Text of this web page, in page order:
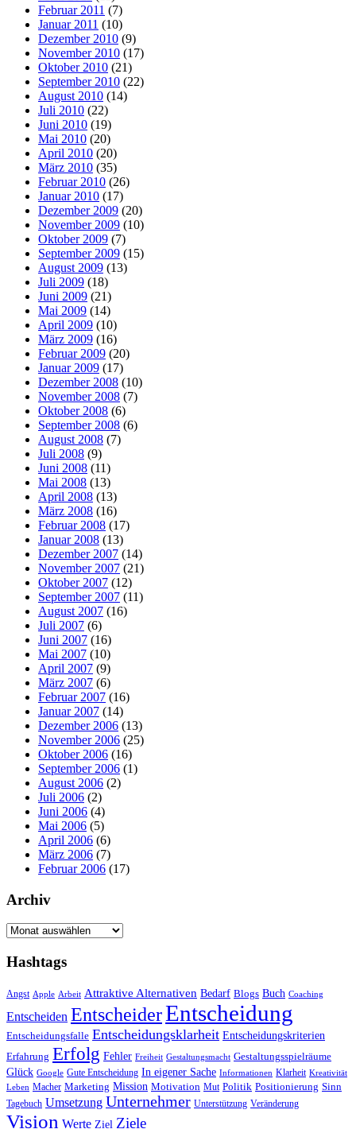
Februar 2011 (7)
Januar 2011 (10)
Dezember 2010 (9)
November 2010 (17)
Oktober 2010 (21)
September 2010 (22)
August 2010 (14)
Juli 2010 (22)
Juni 2010 (19)
Mai 2010 (20)
April 2010 (20)
März 2010 (35)
Februar 2010 (26)
Januar 2010 (17)
Dezember 2009 (20)
November 2009 (10)
Oktober 2009 (7)
September 2009 (15)
August 2009 (13)
Juli 2009 (18)
Juni 2009 (21)
Mai 2009 (14)
April 2009 (10)
März 2009 (16)
Februar 2009 (20)
Januar 2009 (17)
Dezember 2008 (10)
November 2008 (7)
Oktober 2008 (6)
September 2008 (6)
August 2008 (7)
Juli 2008 (9)
Juni 2008 (11)
Mai 2008 (13)
April 2008 (13)
März 2008 (16)
Februar 2008 (17)
Januar 2008 (13)
Dezember 2007 (14)
November 2007 (21)
Oktober 2007 (12)
September 2007 (11)
August 2007 (16)
Juli 2007 (6)
Juni 2007 (16)
Mai 2007 (10)
April 2007 (9)
März 2007 (6)
Februar 2007 (16)
Januar 2007 (14)
Dezember 2006 (13)
November 2006 (25)
Oktober 2006 (16)
September 2006 (1)
August 2006 (2)
Juli 2006 (2)
Juni 2006 (4)
Mai 2006 (5)
April 2006 (6)
März 2006 (7)
Februar 2006 (17)
Archiv
Archiv
Hashtags
Angst Apple Arbeit Attraktive Alternativen Bedarf Blogs Buch Coaching
Entscheiden EntscheiderEntscheidung
Entscheidungsfalle Entscheidungsklarheit Entscheidungskriterien
Erfahrung Erfolg Fehler Freiheit Gestaltungsmacht Gestaltungsspielräume
Glück Google Gute Entscheidung In eigener Sache Informationen Klarheit Kreativität
Leben Macher Marketing Mission Motivation Mut Politik Positionierung Sinn
Tagebuch Umsetzung Unternehmer Unterstützung Veränderung
Vision Werte Ziel Ziele